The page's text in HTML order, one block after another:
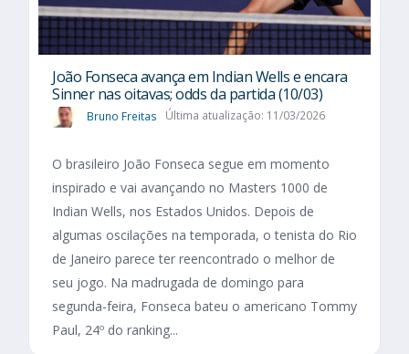
João Fonseca avança em Indian Wells e encara
Sinner nas oitavas; odds da partida (10/03)
Bruno Freitas Última atualização: 11/03/2026
O brasileiro João Fonseca segue em momento
inspirado e vai avançando no Masters 1000 de
Indian Wells, nos Estados Unidos. Depois de
algumas oscilações na temporada, o tenista do Rio
de Janeiro parece ter reencontrado o melhor de
seu jogo. Na madrugada de domingo para
segunda-feira, Fonseca bateu o americano Tommy
Paul, 24º do ranking...